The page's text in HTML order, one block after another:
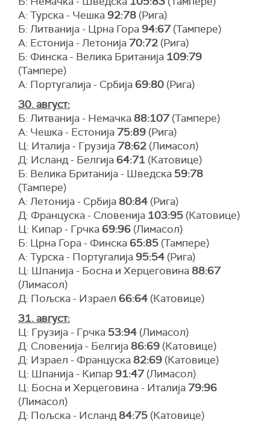
А: Турска - Чешка 92:78 (Рига)
Б: Литванија - Црна Гора 94:67(Тампере)
А: Естонија - Летонија70:72 (Рига)
Б: Финска - Велика Британија 109:79
(Тампере)
А: Португалија - Србија69:80 (Рига)
30. август:
Б: Литванија - Немачка 88:107(Тампере)
А: Чешка - Естонија75:89 (Рига)
Ц: Италија - Грузија78:62 (Лимасол)
Д: Исланд - Белгија64:71 (Катовице)
Б: Велика Британија - Шведска 59:78
(Тампере)
А: Летонија - Србија 80:84 (Рига)
Д: Француска - Словенијa 103:95 (Катовице)
Ц: Кипар - Грчка69:96 (Лимасол)
Б: Црна Гора - Финска65:85 (Тампере)
А: Турска - Португалија 95:54 (Рига)
Ц: Шпанија - Босна и Херцеговина 88:67
(Лимасол)
Д: Пољска - Израел 66:64 (Катовице)
31. август:
Ц: Грузија - Грчка 53:94 (Лимасол)
Д: Словенија - Белгија 86:69 (Катовице)
Д: Израел - Француска 82:69 (Катовице)
Ц: Шпанија - Кипар 91:47(Лимасол)
Ц: Босна и Херцеговина - Италија79:96
(Лимасол)
Д: Пољска - Исланд84:75 (Катовице)